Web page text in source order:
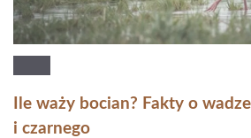
Ile waży bocian? Fakty o
i czarnego